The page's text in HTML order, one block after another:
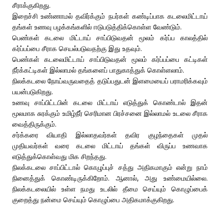
சீராக்குகிறது.
இறைச்சி உண்ணாமல் தவிர்க்கும் நபர்கள் கண்டிப்பாக கடலைமிட்டாய்
தங்கள் உணவு பழக்கங்களில் ஈடுபடுத்திக்கொள்ள வேண்டும்.
பெண்கள் கடலை மிட்டாய் சாப்பிடுவதன் மூலம் கர்ப்ப காலத்தில்
கர்ப்பப்பை சீராக செயல்படுவதற்கு இது உதவும்.
பெண்கள் கடலைமிட்டாய் சாப்பிடுவதன் மூலம் கர்ப்பப்பை கட்டிகள்
நீர்க்கட்டிகள் இல்லாமல் தங்களைப் பாதுகாத்துக் கொள்ளலாம்.
நிலக்கடலை நோய்வருவதைத் தடுப்பதுடன் இளமையைப் பராமரிக்கவும்
பயன்படுகிறது.
உணவு சாப்பிட்டபின் கடலை மிட்டாய் எடுத்துக் கொண்டால் இதன்
மூலமாக சுரக்கும் உமிழ்நீர் செரிமான பிரச்சனை இல்லாமல் உடலை சீராக
வைத்திருக்கும்.
சர்க்கரை வியாதி இல்லாதவர்கள் தவிர குழந்தைகள் முதல்
முதியவர்கள் வரை கடலை மிட்டாய் தங்கள் விருப்ப உணவாக
எடுத்துக்கொள்வது மிக சிறந்தது.
நிலக்கடலை சாப்பிட்டால் கொழுப்புச் சத்து அதிகமாகும் என்று நாம்
நினைத்துக் கொண்டிருக்கிறோம். ஆனால், அது உண்மையில்லை.
நிலக்கடலையில் உள்ள நமது உடலில் தீமை செய்யும் கொழுப்பைக்
குறைத்து நன்மை செய்யும் கொழுப்பை அதிகமாக்குகிறது.